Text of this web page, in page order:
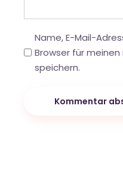
Name, E-Mail-
Browser für
speichern.
Kommentar